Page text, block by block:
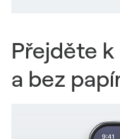
Přejděte
a bez